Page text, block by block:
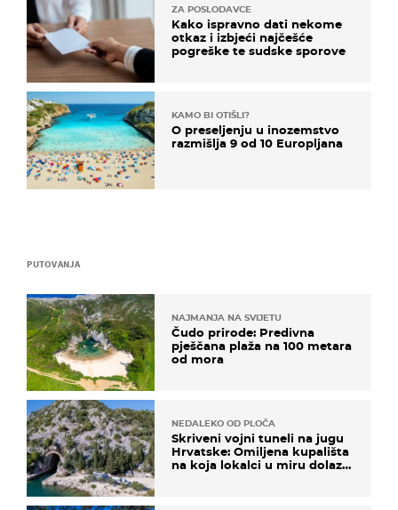
PUTOVANJA
NAJMANJA NA SVIJETU
Čudo prirode: Predivna
pješčana plaža na 100 metara
od mora
NEDALEKO OD PLOČA
Skriveni vojni tuneli na jugu
Hrvatske: Omiljena kupališta
na koja lokalci u miru dolaze
ZA POSLODAVCE
Kako ispravno dati nekome
otkaz i izbjeći najčešće
pogreške te sudske sporove
KAMO BI OTIŠLI?
O preseljenju u inozemstvo
razmišlja 9 od 10 Europljana